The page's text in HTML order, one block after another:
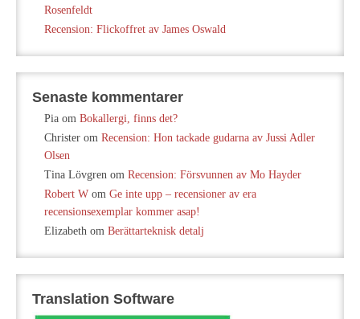
Rosenfeldt
Recension: Flickoffret av James Oswald
Senaste kommentarer
Pia om Bokallergi, finns det?
Christer om Recension: Hon tackade gudarna av Jussi Adler
Olsen
Tina Lövgren om Recension: Försvunnen av Mo Hayder
Robert W om Ge inte upp – recensioner av era
recensionsexemplar kommer asap!
Elizabeth om Berättarteknisk detalj
Translation Software